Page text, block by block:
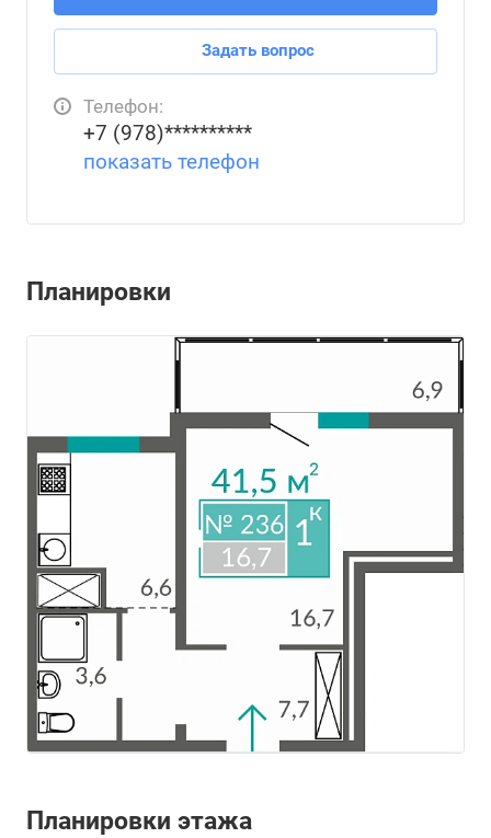
Задать вопрос
Телефон:
+7 (978)**********
показать телефон
Планировки
Планировки этажа